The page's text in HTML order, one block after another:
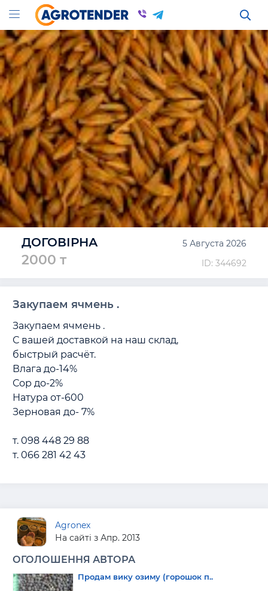
ДОГОВІРНА 5 Августа 2026
2000 т ID: 344692
Закупаем ячмень .
Закупаем ячмень .
С вашей доставкой на наш склад,
быстрый расчёт.
Влага до-14%
Сор до-2%
Натура от-600
Зерновая до- 7%
т. 098 448 29 88
т. 066 281 42 43
Agronex
На сайті з Апр. 2013
ОГОЛОШЕННЯ АВТОРА
Продам вику озиму (горошок п..